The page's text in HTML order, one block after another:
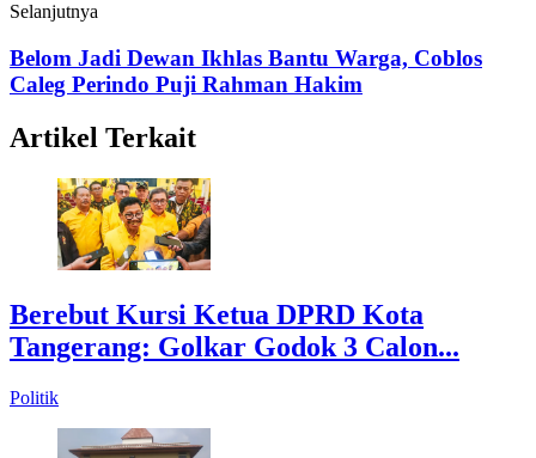
Selanjutnya
Belom Jadi Dewan Ikhlas Bantu Warga, Coblos
Caleg Perindo Puji Rahman Hakim
Artikel Terkait
Berebut Kursi Ketua DPRD Kota
Tangerang: Golkar Godok 3 Calon...
Politik